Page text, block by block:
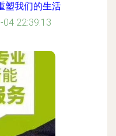
塑我们的生活
22:39:13